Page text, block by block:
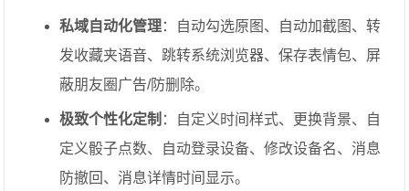
私域自动化管理：自动勾选原图、自动加截图、转
发收藏夹语音、跳转系统浏览器、保存表情包、屏
蔽朋友圈广告/防删除。
极致个性化定制 ：自定义时间样式、更换背景、自
定义骰子点数、自动登录设备、修改设备名、消息
防撤回、消息详情时间显示。